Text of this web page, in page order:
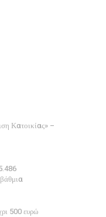
Κατοικίας» –
500 ευρώ